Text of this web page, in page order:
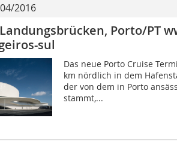
2016
Porto/PT
sul
Das neue Porto Cruise
km nördlich in dem
der von dem in Porto
stammt,...